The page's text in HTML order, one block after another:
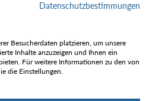
Datenschutzbestimmungen
Besucherdaten platzieren, um unsere
Inhalte anzuzeigen und Ihnen ein
Für weitere Informationen zu den von
die Einstellungen.